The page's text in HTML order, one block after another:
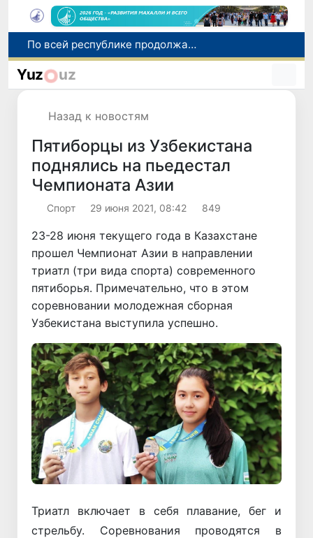
Оказавшийся в сложной ситуации в Германии соотечественник возвращен в Узбекистан
В Узбекистане определили порядок создания и эксплуатации платных автодорог
Yuz uz
Назад к новостям
Пятиборцы из Узбекистана
поднялись на пьедестал
Чемпионата Азии
Спорт 29 июня 2021, 08:42 849
23-28 июня текущего года в Казахстане
прошел Чемпионат Азии в направлении
триатл (три вида спорта) современного
пятиборья. Примечательно, что в этом
соревновании молодежная сборная
Узбекистана выступила успешно.
Триатл включает в себя плавание, бег и
стрельбу. Соревнования проводятся в